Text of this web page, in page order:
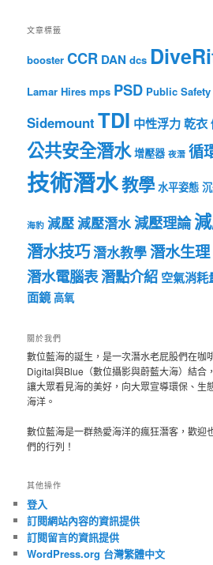
文章標籤
booster CCR DAN dcs
Lamar Hires mps PSD Public
Sidemount TDI 中性浮力乾衣
公共安全潛水 增壓器 夜潛 循
技術潛水教學 水平姿態
海豹 減壓減壓潛水減壓理論
潛水技巧潛水教學潛水生理
潛水電腦表潛點介紹 空氣消耗
面鏡 高氧
關於我們
數位藍海的誕生，是一次潛水老屁股們在咖
Digital與Blue（數位攝影與蔚藍大海）結合
讓大眾看見海的美好，向大眾宣導環保、生
海洋。
數位藍海是一群熱愛海洋的瘋狂潛客，歡迎
們的行列！
其他操作
登入
訂閱網站內容的資訊提供
訂閱留言的資訊提供
WordPress.org 台灣繁體中文